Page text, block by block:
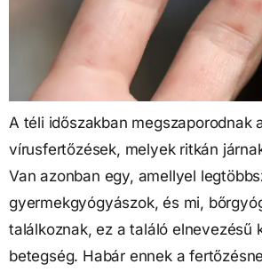
A téli időszakban megszaporodnak
vírusfertőzések, melyek ritkán
Van azonban egy, amellyel
gyermekgyógyászok, és mi,
találkoznak, ez a találó elnevezésű
betegség. Habár ennek a